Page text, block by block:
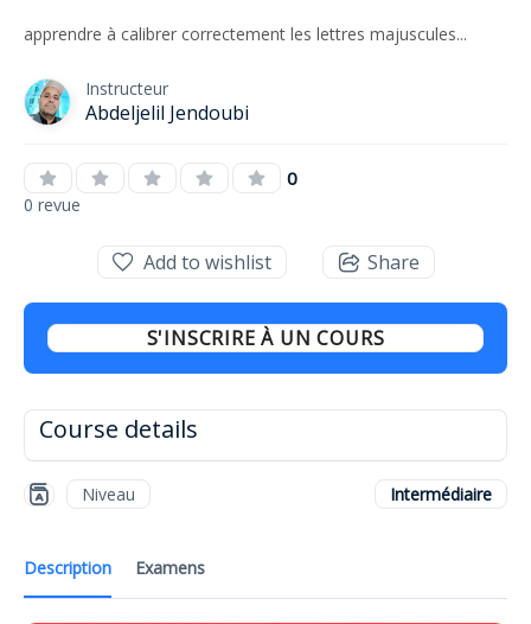
apprendre à calibrer correctement les lettres majuscules...
Instructeur
Abdeljelil Jendoubi
0
0 revue
Description Examens
Add to wishlist Share
S'INSCRIRE À UN COURS
Course details
Niveau Intermédiaire